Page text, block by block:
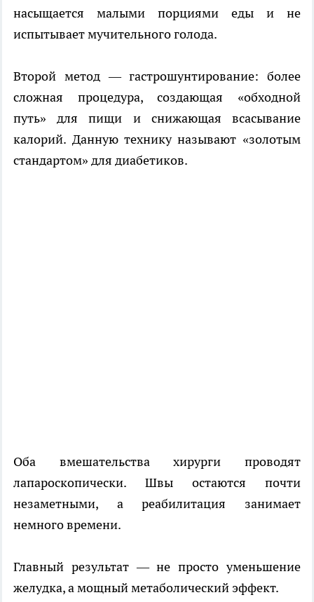
насыщается малыми порциями еды и не
испытывает мучительного голода.
Второй метод — гастрошунтирование: более
сложная процедура, создающая «обходной
путь» для пищи и снижающая всасывание
калорий. Данную технику называют «золотым
стандартом» для диабетиков.
Оба вмешательства хирурги проводят
лапароскопически. Швы остаются почти
незаметными, а реабилитация занимает
немного времени.
Главный результат — не просто уменьшение
желудка, а мощный метаболический эффект.